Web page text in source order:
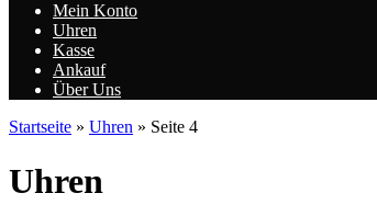
Mein Konto
Uhren
Kasse
Ankauf
Über Uns
Startseite » Uhren » Seite 4
Uhren